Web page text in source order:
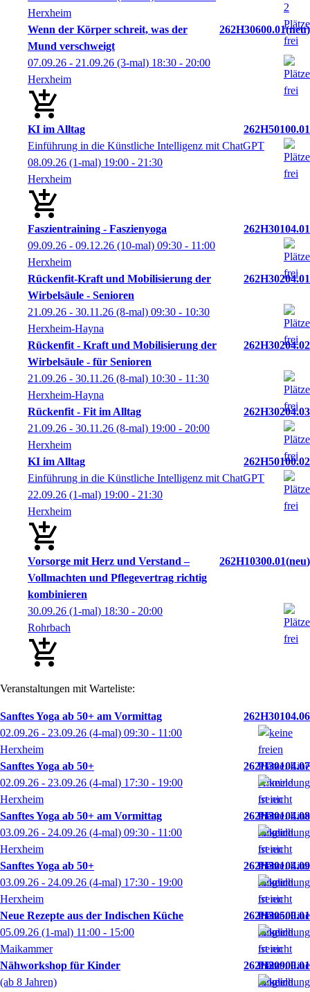
Herxheim
Wenn der Körper schreit, was der
Mund verschweigt
262H30600.01 neu
07.09.26 - 21.09.26 (3-mal) 18:30 - 20:00
Herxheim
KI im Alltag
262H50100.01
Einführung in die Künstliche Intelligenz mit ChatGPT
08.09.26 (1-mal) 19:00 - 21:30
Herxheim
Faszientraining - Faszienyoga
262H30104.01
09.09.26 - 09.12.26 (10-mal) 09:30 - 11:00
Herxheim
Rückenfit-Kraft und Mobilisierung der
Wirbelsäule - Senioren
262H30204.01
21.09.26 - 30.11.26 (8-mal) 09:30 - 10:30
Herxheim-Hayna
Rückenfit - Kraft und Mobilisierung der
Wirbelsäule - für Senioren
262H30204.02
21.09.26 - 30.11.26 (8-mal) 10:30 - 11:30
Herxheim-Hayna
Rückenfit - Fit im Alltag
262H30204.03
21.09.26 - 30.11.26 (8-mal) 19:00 - 20:00
Herxheim
KI im Alltag
262H50100.02
Einführung in die Künstliche Intelligenz mit ChatGPT
22.09.26 (1-mal) 19:00 - 21:30
Herxheim
Vorsorge mit Herz und Verstand –
Vollmachten und Pflegevertrag richtig
kombinieren
262H10300.01 neu
30.09.26 (1-mal) 18:30 - 20:00
Rohrbach
Veranstaltungen mit Warteliste:
Sanftes Yoga ab 50+ am Vormittag
262H30104.06
02.09.26 - 23.09.26 (4-mal) 09:30 - 11:00
Herxheim
Sanftes Yoga ab 50+
262H30104.07
02.09.26 - 23.09.26 (4-mal) 17:30 - 19:00
Herxheim
Sanftes Yoga ab 50+ am Vormittag
262H30104.08
03.09.26 - 24.09.26 (4-mal) 09:30 - 11:00
Herxheim
Sanftes Yoga ab 50+
262H30104.09
03.09.26 - 24.09.26 (4-mal) 17:30 - 19:00
Herxheim
Neue Rezepte aus der Indischen Küche
262H30500.01
05.09.26 (1-mal) 11:00 - 15:00
Maikammer
Nähworkshop für Kinder
262H20900.01
(ab 8 Jahren)